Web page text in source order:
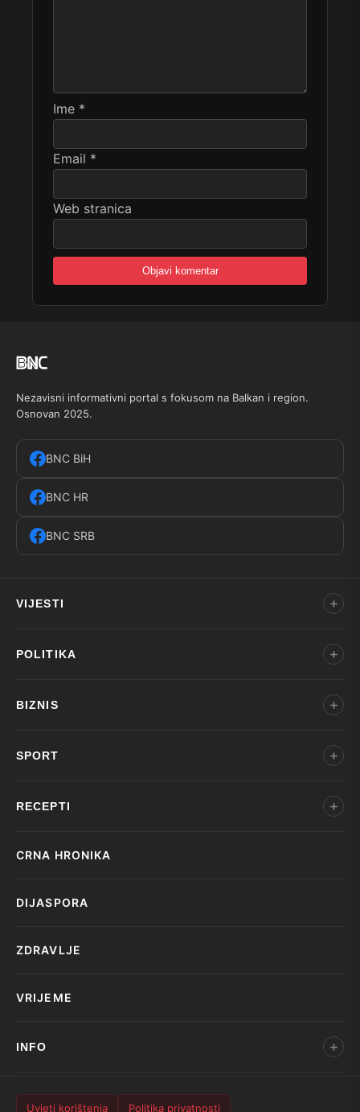
Ime *
Email *
Web stranica
Nezavisni informativni portal s fokusom na Balkan i region.
Osnovan 2025.
BNC BiH
BNC HR
BNC SRB
VIJESTI
POLITIKA
BIZNIS
SPORT
RECEPTI
CRNA HRONIKA
DIJASPORA
ZDRAVLJE
VRIJEME
INFO
Uvjeti korištenja Politika privatnosti